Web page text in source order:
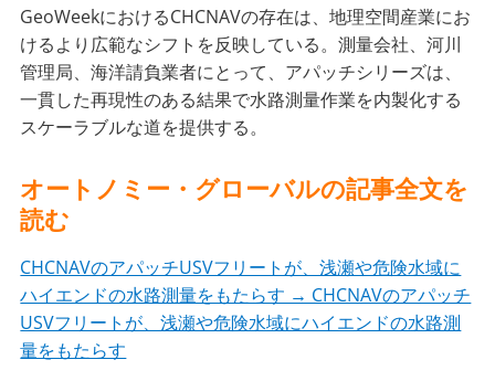
GeoWeekにおけるCHCNAVの存在は、地理空間産業にお
けるより広範なシフトを反映している。測量会社、河川
管理局、海洋請負業者にとって、アパッチシリーズは、
一貫した再現性のある結果で水路測量作業を内製化する
スケーラブルな道を提供する。
オートノミー・グローバルの記事全文を
読む
CHCNAVのアパッチUSVフリートが、浅瀬や危険水域に
ハイエンドの水路測量をもたらす → CHCNAVのアパッチ
USVフリートが、浅瀬や危険水域にハイエンドの水路測
量をもたらす